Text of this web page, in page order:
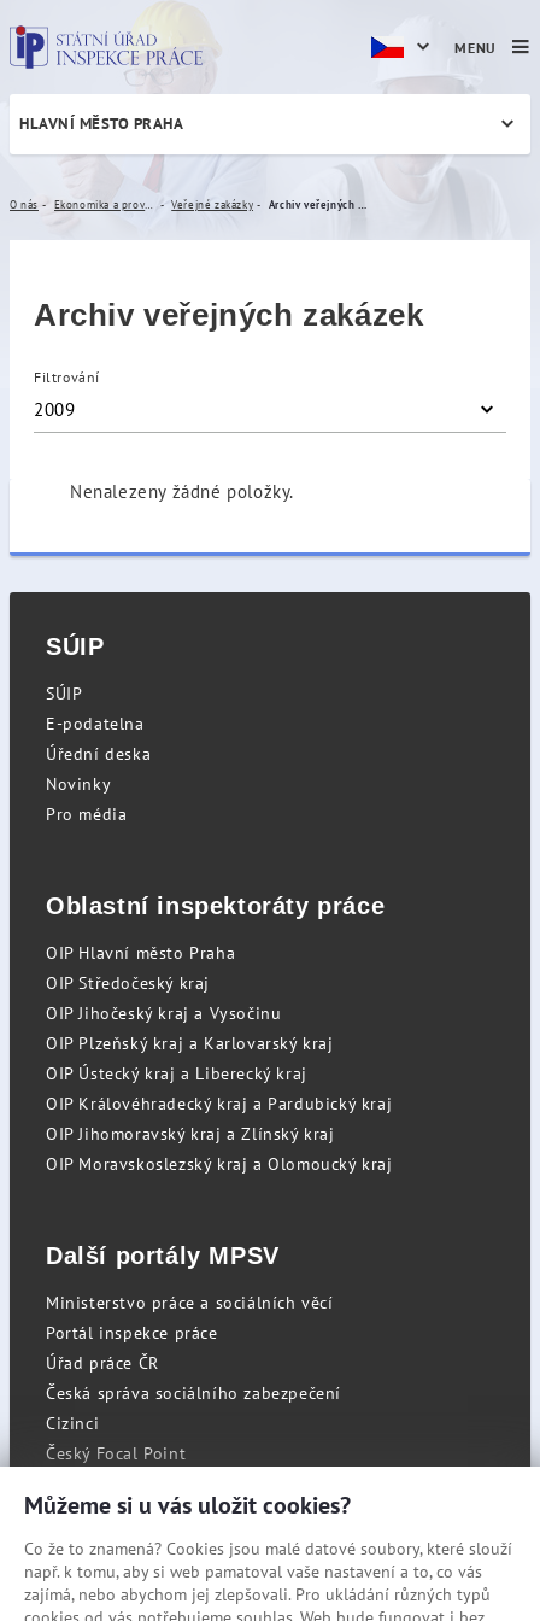
Archiv veřejných zakázek
HLAVNÍ MĚSTO PRAHA
O nás Veřejné zakázky
Archiv veřejných zakázek
Filtrování
2009
Nenalezeny žádné položky.
MENU
SÚIP
SÚIP
E-podatelna
Úřední deska
Novinky
Pro média
Oblastní inspektoráty práce
OIP Hlavní město Praha
OIP Středočeský kraj
OIP Jihočeský kraj a Vysočinu
OIP Plzeňský kraj a Karlovarský kraj
OIP Ústecký kraj a Liberecký kraj
OIP Královéhradecký kraj a Pardubický kraj
OIP Jihomoravský kraj a Zlínský kraj
OIP Moravskoslezský kraj a Olomoucký kraj
Další portály MPSV
Ministerstvo práce a sociálních věcí
Portál inspekce práce
Úřad práce ČR
Česká správa sociálního zabezpečení
Cizinci
Český Focal Point
RSS
Cookies
Můžeme si u vás uložit cookies?
Co že to znamená? Cookies jsou malé datové soubory, které slouží
např. k tomu, aby si web pamatoval vaše nastavení a to, co vás
zajímá, nebo abychom jej zlepšovali. Pro ukládání různých typů